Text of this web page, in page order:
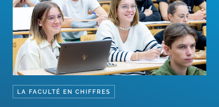
LA FACULTÉ EN CHIFFRES